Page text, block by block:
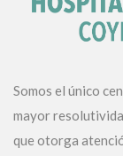
Somos el único
mayor
que otorga